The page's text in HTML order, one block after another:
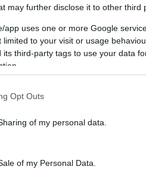
may further disclose it to other third
app uses one or more Google
to your visit or usage
third-party tags to use your data
Opt Outs
of my personal data.
of my Personal Data.